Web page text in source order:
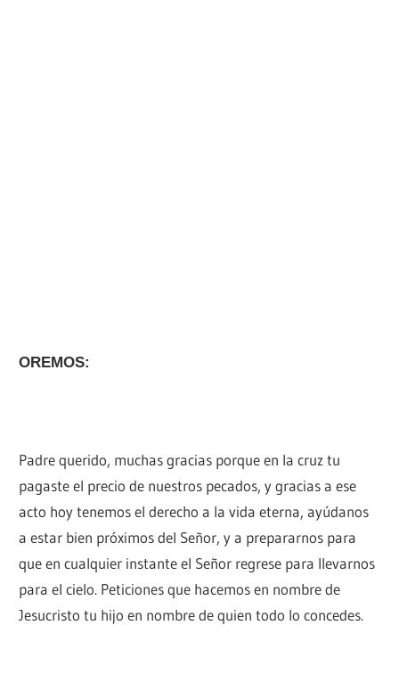
OREMOS:
Padre querido, muchas gracias porque en la cruz tu
pagaste el precio de nuestros pecados, y gracias a ese
acto hoy tenemos el derecho a la vida eterna, ayúdanos
a estar bien próximos del Señor, y a prepararnos para
que en cualquier instante el Señor regrese para llevarnos
para el cielo. Peticiones que hacemos en nombre de
Jesucristo tu hijo en nombre de quien todo lo concedes.